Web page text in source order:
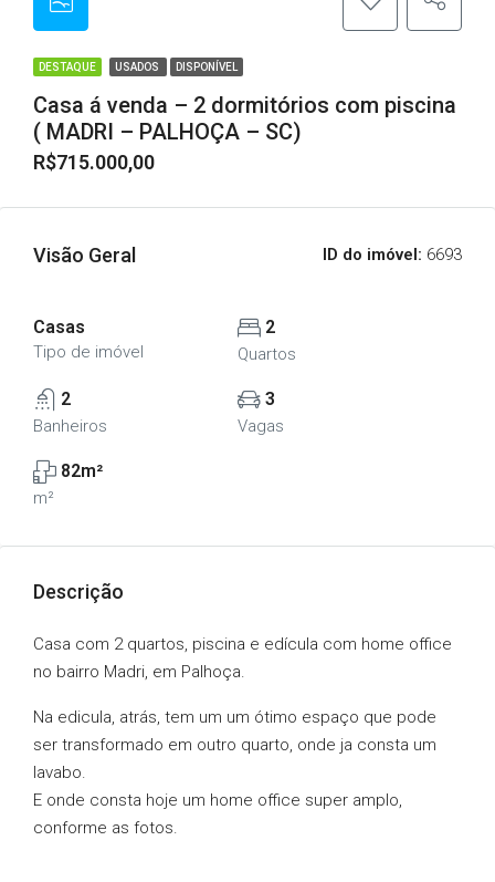
DESTAQUE USADOS DISPONÍVEL
Casa á venda – 2 dormitórios com piscina
( MADRI – PALHOÇA – SC)
R$715.000,00
Visão Geral ID do imóvel: 6693
Casas
Tipo de imóvel
2
Quartos
2
Banheiros
3
Vagas
82m²
m²
Descrição
Casa com 2 quartos, piscina e edícula com home office
no bairro Madri, em Palhoça.
Na edicula, atrás, tem um um ótimo espaço que pode
ser transformado em outro quarto, onde ja consta um
lavabo.
E onde consta hoje um home office super amplo,
conforme as fotos.